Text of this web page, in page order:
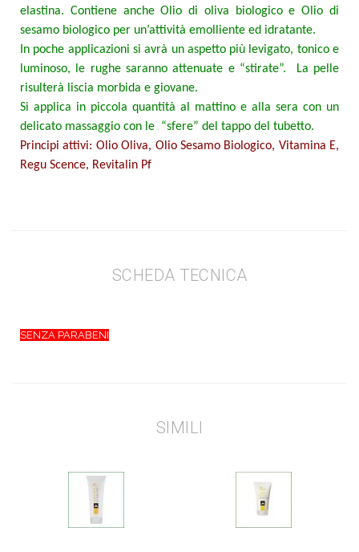
elastina. Contiene anche Olio di oliva biologico e Olio di
sesamo biologico per un’attività emolliente ed idratante.
In poche applicazioni si avrà un aspetto più levigato, tonico e
luminoso, le rughe saranno attenuate e “stirate”.
La pelle
risulterà liscia morbida e giovane.
Si applica in piccola quantità al mattino e alla sera con un
delicato massaggio con le “sfere” del tappo del tubetto.
Principi attivi: Olio Oliva, Olio Sesamo Biologico, Vitamina E,
Regu Scence, Revitalin Pf
SCHEDA TECNICA
SENZA PARABENI
SIMILI